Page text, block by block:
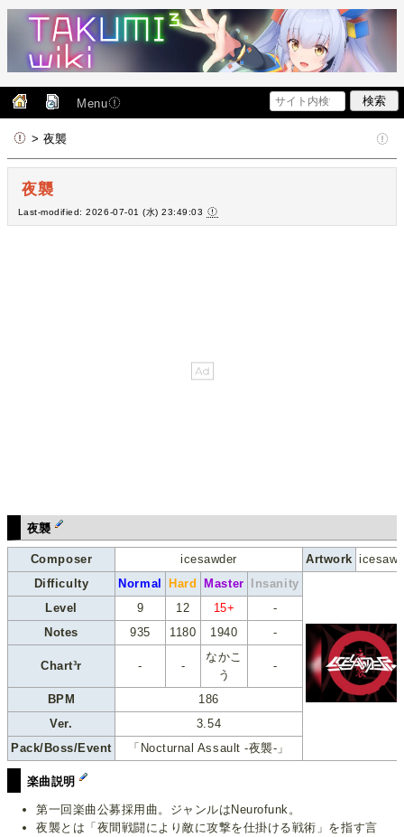
Menu
> 夜襲
夜襲
Last-modified: 2026-07-01 (水) 23:49:03
夜襲
Composer icesawder Artwork
Difficulty
Normal Hard Master
Insanity
Level
9 12 15+
-
Notes
935 1180 1940 -
Chart³r - -
なかこ
う
-
BPM
186
Ver.
3.54
Pack/Boss/Event
「Nocturnal Assault -夜襲-」
楽曲説明
第一回楽曲公募採用曲。ジャンルはNeurofunk。
夜襲とは「夜間戦闘により敵に攻撃を仕掛ける戦術」を指す言